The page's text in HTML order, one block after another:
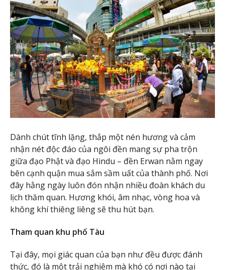
Dành chút tĩnh lặng, thắp một nén hương và cảm
nhận nét độc đáo của ngôi đền mang sự pha trộn
giữa đạo Phật và đạo Hindu – đền Erwan nằm ngay
bên cạnh quận mua sắm sầm uất của thành phố. Nơi
đây hằng ngày luôn đón nhận nhiều đoàn khách du
lịch thăm quan. Hương khói, âm nhạc, vòng hoa và
không khí thiêng liêng sẽ thu hút bạn.
Tham quan khu phố Tàu
Tại đây, mọi giác quan của bạn như đều được đánh
thức, đó là một trải nghiệm mà khó có nơi nào tại